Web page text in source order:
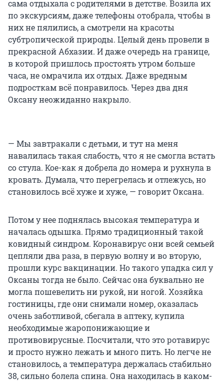
сама отдыхала с родителями в детстве. Возила их
по экскурсиям, даже телефоны отобрала, чтобы в
них не пялились, а смотрели на красоты
субтропической природы. Целый день провели в
прекрасной Абхазии. И даже очередь на границе,
в которой пришлось простоять утром больше
часа, не омрачила их отдых. Даже вредным
подросткам всё понравилось. Через два дня
Оксану неожиданно накрыло.
— Мы завтракали с детьми, и тут на меня
навалилась такая слабость, что я не смогла встать
со стула. Кое-как я добрела до номера и рухнула в
кровать. Думала, что перегрелась и отлежусь, но
становилось всё хуже и хуже, — говорит Оксана.
Потом у нее поднялась высокая температура и
началась одышка. Прямо традиционный такой
ковидный синдром. Коронавирус они всей семьей
цепляли два раза, в первую волну и во вторую,
прошли курс вакцинации. Но такого упадка сил у
Оксаны тогда не было. Сейчас она буквально не
могла пошевелить ни рукой, ни ногой. Хозяйка
гостиницы, где они снимали номер, оказалась
очень заботливой, сбегала в аптеку, купила
необходимые жаропонижающие и
противовирусные. Посчитали, что это ротавирус
и просто нужно лежать и много пить. Но легче не
становилось, а температура держалась стабильно
38, сильно болела спина. Она находилась в каком-